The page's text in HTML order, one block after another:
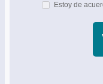
Estoy de